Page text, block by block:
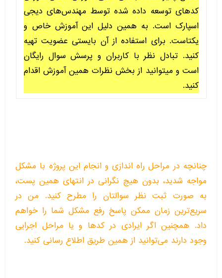
کدهای توسعه داده شده توسط مهندس‌های دیجی
اسپارک است. به همین دلیل این آموزش خاص و
یکتاست. برای استفاده از آن بایستی عضویت تهیه
کنید. تبادل نظر با کاربران و پرسش سوال رایگان
است و میتوانید از بخش نظرات همین آموزش اقدام
کنید.
چنانچه در مراحل راه اندازی و انجام این پروژه با مشکل
مواجه شدید، بدون هیچ نگرانی در انتهای همین پست،
به صورت ثبت نظر سوالتان را مطرح کنید. من در
سریع‌ترین زمان ممکن پاسخ رفع مشکل شما را خواهم
داد. همچنین اگر ایرادی در کدها و یا مراحل اجرایی
وجود دارند می‌توانید از همین طریق اطلاع رسانی کنید.